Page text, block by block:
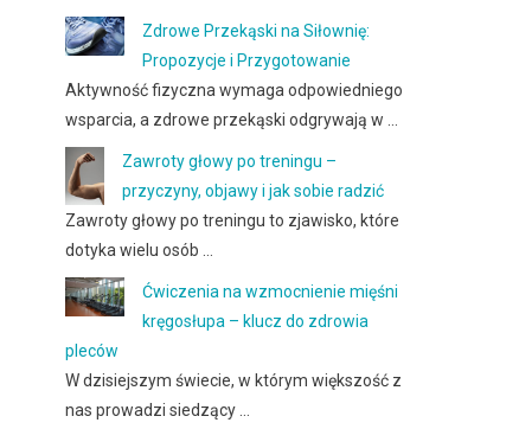
Zdrowe Przekąski na Siłownię:
Propozycje i Przygotowanie
Aktywność fizyczna wymaga odpowiedniego
wsparcia, a zdrowe przekąski odgrywają w …
Zawroty głowy po treningu –
przyczyny, objawy i jak sobie radzić
Zawroty głowy po treningu to zjawisko, które
dotyka wielu osób …
Ćwiczenia na wzmocnienie mięśni
kręgosłupa – klucz do zdrowia
pleców
W dzisiejszym świecie, w którym większość z
nas prowadzi siedzący …